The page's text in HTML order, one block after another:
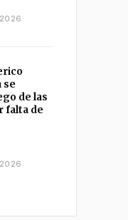
se
de las
falta de